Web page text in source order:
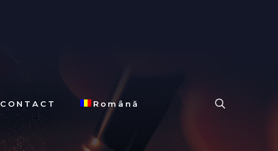
CONTACT Română